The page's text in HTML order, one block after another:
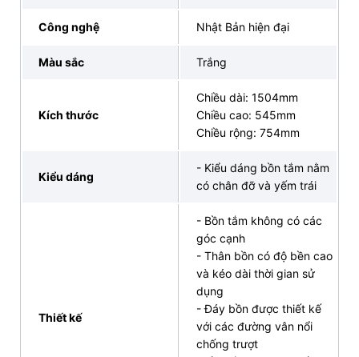
Tại INAX Bán Lẻ Tại Kho, chúng tôi tự hào cung cấp
bồn tắm INAX
, sản phẩm hoàn hảo cho
không gian phòng tắm hiện đại của Quý khách.
lực và chống trơn trượt, an tâm sử dụng lâu dài.
Cam kết giá cả cạnh tranh và các chương trình
ưu đãi hấp dẫn, dễ dàng sở hữu sản phẩm cao
cấp với mức giá tốt nhất.
Đến showroom của chúng tôi để trực tiếp trải
nghiệm và cảm nhận chất lượng của bồn tắm
trước khi quyết định.
Đội ngũ tư vấn viên chuyên nghiệp luôn sẵn sàng
giúp Quý khách chọn lựa sản phẩm phù hợp,
cùngdịch v vàlắp đặtchuẩn xác.
chính sách bảo hành
Công nghệ Nhật Bản hiện đại
Màu sắc Trắng
Kích thước
Chiều dài: 1504mm
Chiều cao: 545mm
Chiều rộng: 754mm
Kiểu dáng
- Kiểu dáng bồn tắm nằm
có chân đỡ và yếm trái
Thiết kế
- Bồn tắm không có các
góc cạnh
- Thân bồn có độ bền cao
và kéo dài thời gian sử
dụng
- Đáy bồn được thiết kế
với các đường vân nổi
chống trượt